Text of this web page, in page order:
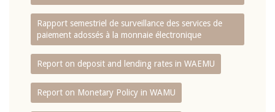
Rapport semestriel de surveillance des services de
paiement adossés à la monnaie électronique
Report on deposit and lending rates in WAEMU
Report on Monetary Policy in WAMU